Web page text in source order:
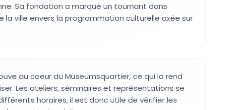
Sa fondation a marqué un tournant dans
la ville envers la programmation culturelle axée sur
au coeur du Museumsquartier, ce qui la rend
Les ateliers, séminaires et représentations se
horaires, il est donc utile de vérifier les